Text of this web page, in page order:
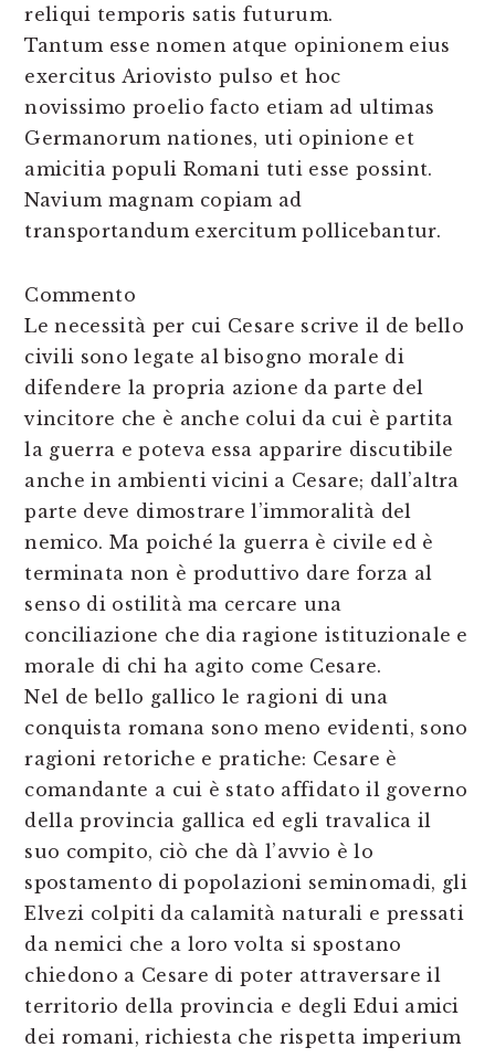
reliqui temporis satis futurum.
Tantum esse nomen atque opinionem eius
exercitus Ariovisto pulso et hoc
novissimo proelio facto etiam ad ultimas
Germanorum nationes, uti opinione et
amicitia populi Romani tuti esse possint.
Navium magnam copiam ad
transportandum exercitum pollicebantur.
Commento
Le necessità per cui Cesare scrive il de bello
civili sono legate al bisogno morale di
difendere la propria azione da parte del
vincitore che è anche colui da cui è partita
la guerra e poteva essa apparire discutibile
anche in ambienti vicini a Cesare; dall’altra
parte deve dimostrare l’immoralità del
nemico. Ma poiché la guerra è civile ed è
terminata non è produttivo dare forza al
senso di ostilità ma cercare una
conciliazione che dia ragione istituzionale e
morale di chi ha agito come Cesare.
Nel de bello gallico le ragioni di una
conquista romana sono meno evidenti, sono
ragioni retoriche e pratiche: Cesare è
comandante a cui è stato affidato il governo
della provincia gallica ed egli travalica il
suo compito, ciò che dà l’avvio è lo
spostamento di popolazioni seminomadi, gli
Elvezi colpiti da calamità naturali e pressati
da nemici che a loro volta si spostano
chiedono a Cesare di poter attraversare il
territorio della provincia e degli Edui amici
dei romani, richiesta che rispetta imperium